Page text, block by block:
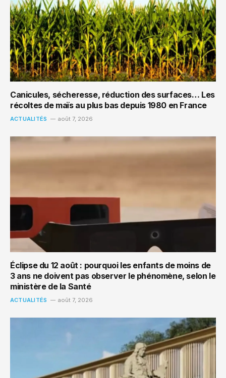
Canicules, sécheresse, réduction des surfaces… Les
récoltes de maïs au plus bas depuis 1980 en France
ACTUALITÉS août 7, 2026
Éclipse du 12 août : pourquoi les enfants de moins de
3 ans ne doivent pas observer le phénomène, selon le
ministère de la Santé
ACTUALITÉS août 7, 2026